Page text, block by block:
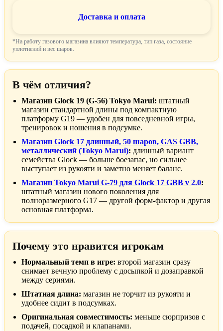
Доставка и оплата
*На работу газового магазина влияют температура, тип газа, состояние
уплотнений и вес шаров.
В чём отличия?
Магазин Glock 19 (G-56) Tokyo Marui: штатный
магазин стандартной длины под компактную
платформу G19 — удобен для повседневной игры,
тренировок и ношения в подсумке.
Магазин Glock 17 длинный, 50 шаров, GAS GBB,
металлический (Tokyo Marui): длинный вариант
семейства Glock — больше боезапас, но сильнее
выступает из рукояти и заметно меняет баланс.
Магазин Tokyo Marui G-79 для Glock 17 GBB v 2.0:
штатный магазин нового поколения для
полноразмерного G17 — другой форм-фактор и другая
основная платформа.
Почему это нравится игрокам
Нормальный темп в игре: второй магазин сразу
снимает вечную проблему с досыпкой и дозаправкой
между сериями.
Штатная длина: магазин не торчит из рукояти и
удобнее сидит в подсумках.
Оригинальная совместимость: меньше сюрпризов с
подачей, посадкой и клапанами.